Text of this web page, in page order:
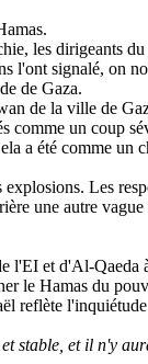
les dirigeants
l'ont signalé, on
de Gaza.
de la ville de
comme un coup
a été comme
Les
une autre
l'EI et d'Al-
le Hamas du
reflète
stable, et il n'y